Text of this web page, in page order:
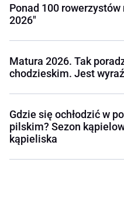
Ponad 100 rowerzystów
2026"
Matura 2026. Tak
chodzieskim. Jest
Gdzie się ochłodzić w
pilskim? Sezon
kąpieliska